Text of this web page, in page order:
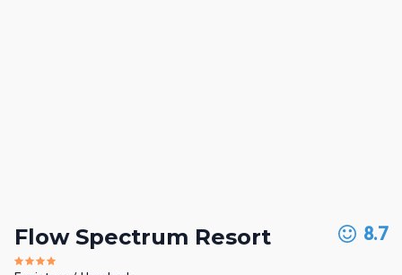
Flow Spectrum Resort 8.7